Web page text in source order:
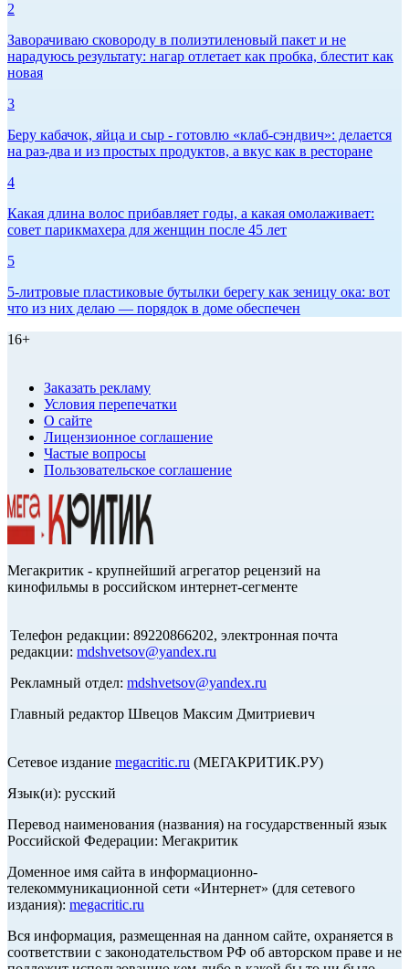
2
Заворачиваю сковороду в полиэтиленовый пакет и не
нарадуюсь результату: нагар отлетает как пробка, блестит как
новая
3
Беру кабачок, яйца и сыр - готовлю «клаб-сэндвич»: делается
на раз-два и из простых продуктов, а вкус как в ресторане
4
Какая длина волос прибавляет годы, а какая омолаживает:
совет парикмахера для женщин после 45 лет
5
5-литровые пластиковые бутылки берегу как зеницу ока: вот
что из них делаю — порядок в доме обеспечен
16+
Заказать рекламу
Условия перепечатки
О сайте
Лицензионное соглашение
Частые вопросы
Пользовательское соглашение
Мегакритик - крупнейший агрегатор рецензий на
кинофильмы в российском интернет-сегменте
Телефон редакции: 89220866202, электронная почта
редакции: mdshvetsov@yandex.ru
Рекламный отдел: mdshvetsov@yandex.ru
Главный редактор Швецов Максим Дмитриевич
Сетевое издание megacritic.ru (МЕГАКРИТИК.РУ)
Язык(и): русский
Перевод наименования (названия) на государственный язык
Российской Федерации: Мегакритик
Доменное имя сайта в информационно-
телекоммуникационной сети «Интернет» (для сетевого
издания): megacritic.ru
Вся информация, размещенная на данном сайте, охраняется в
соответствии с законодательством РФ об авторском праве и не